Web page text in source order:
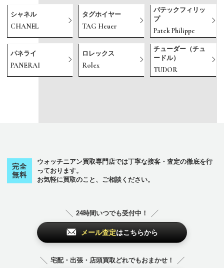
シャネル
CHANEL
タグホイヤー
TAG Heuer
パテックフィリッ
プ
Patek Philippe
パネライ
PANERAI
ロレックス
Rolex
チューダー（チュ
ードル）
TUDOR
完全
無料
ウォッチニアン買取専門店では丁寧な接客・査定の徹底を行
っております。
お気軽に買取のこと、ご相談ください。
24時間いつでも受付中！
メール査定はこちらから
宅配・出張・店頭買取どれでもおまかせ！